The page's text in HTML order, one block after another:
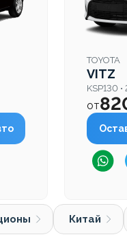
TOYOTA
VITZ
KSP130
от
Китай